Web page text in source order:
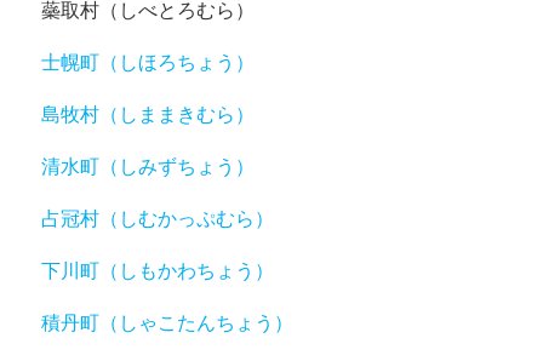
蘂取村（しべとろむら）
士幌町（しほろちょう）
島牧村（しままきむら）
清水町（しみずちょう）
占冠村（しむかっぷむら）
下川町（しもかわちょう）
積丹町（しゃこたんちょう）